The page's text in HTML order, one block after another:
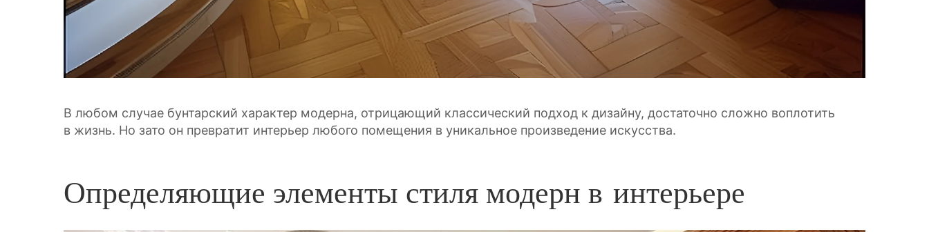
В любом случае бунтарский характер модерна, отрицающий классический подход к дизайну, достаточно сложно воплотить
в жизнь. Но зато он превратит интерьер любого помещения в уникальное произведение искусства.
Определяющие элементы стиля модерн в интерьере